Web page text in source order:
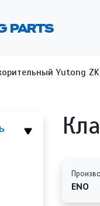
PARTS
Yutong
ENO